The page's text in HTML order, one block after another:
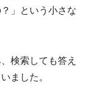
」という小さな
検索しても答え
ました。